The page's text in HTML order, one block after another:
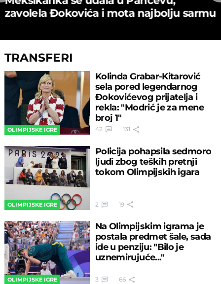
zavolela Đokovića i mota najbolju sarmu
TRANSFERI
OLIMPIJSKE IGRE
Kolinda Grabar-Kitarović
sela pored legendarnog
Đokovićevog prijatelja i
rekla: "Modrić je za mene
broj 1"
42 131
OLIMPIJSKE IGRE
Policija pohapsila sedmoro
ljudi zbog teških pretnji
tokom Olimpijskih igara
2 19
OLIMPIJSKE IGRE
Na Olimpijskim igrama je
postala predmet šale, sada
ide u penziju: "Bilo je
uznemirujuće..."
3 66